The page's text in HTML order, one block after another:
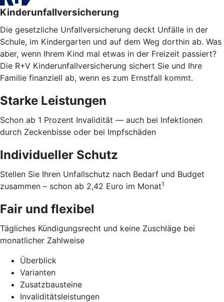
Kinderunfallversicherung
Die gesetzliche Unfallversicherung deckt Unfälle in der
Schule, im Kindergarten und auf dem Weg dorthin ab. Was
aber, wenn Ihrem Kind mal etwas in der Freizeit passiert?
Die R+V Kinderunfallversicherung sichert Sie und Ihre
Familie finanziell ab, wenn es zum Ernstfall kommt.
Starke Leistungen
Schon ab 1 Prozent Invalidität — auch bei Infektionen
durch Zeckenbisse oder bei Impfschäden
Individueller Schutz
Stellen Sie Ihren Unfallschutz nach Bedarf und Budget
zusammen – schon ab 2,42 Euro im Monat1
Fair und flexibel
Tägliches Kündigungsrecht und keine Zuschläge bei
monatlicher Zahlweise
Überblick
Varianten
Zusatzbausteine
Invaliditätsleistungen